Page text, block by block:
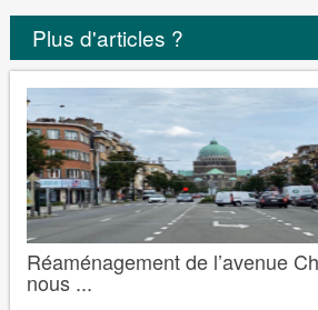
Plus d'articles ?
Réaménagement de l’avenue
nous ...